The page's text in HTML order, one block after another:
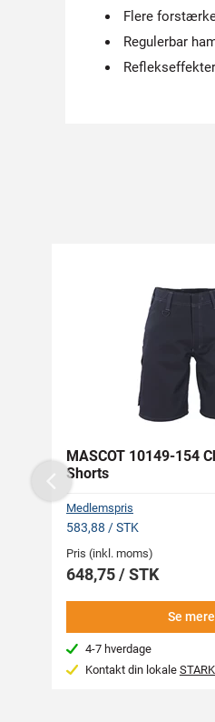
Flere
Regulerbar
MASCOT 10149-154
Shorts
Medlemspris
583,88 / STK
Pris (inkl. moms)
648,75 / STK
Se mere
4-7 hverdage
Kontakt din lokale
Previous